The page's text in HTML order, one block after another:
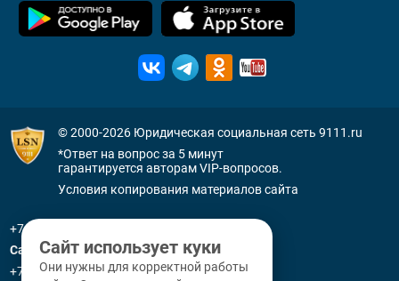
© 2000-2026 Юридическая социальная сеть 9111.ru
*Ответ на вопрос за 5 минут
гарантируется авторам VIP-вопросов.
Условия копирования материалов сайта
+7 (800) 505-91-11
Санкт-Петербург
+7 (812) 336-92-64
Сайт использует куки
Они нужны для корректной работы